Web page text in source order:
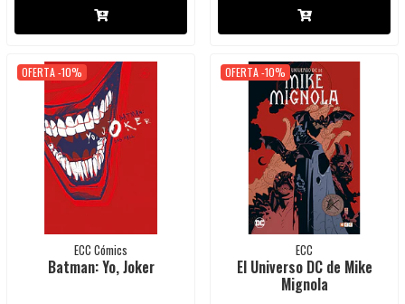
OFERTA -10%
ECC Cómics
Batman: Yo, Joker
OFERTA -10%
ECC
El Universo DC de Mike
Mignola